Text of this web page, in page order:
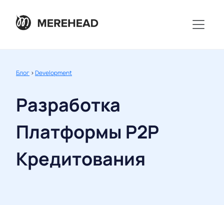
Блог >Development
Разработка
Платформы P2P
Кредитования